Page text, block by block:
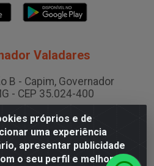
próprios e de
uma experiência
apresentar publicidade
o seu perfil e melhorar a
Valadares
B - Capim, Governador
- CEP 35.024-400
0003-36
de Fora